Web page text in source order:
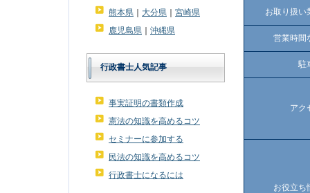
お取り扱い
営業時間
駐
アク
お役立ち
熊本県
大分県
宮崎県
鹿児島県
沖縄県
行政書士人気記事
事実証明の書類作成
憲法の知識を高めるコツ
セミナーに参加する
民法の知識を高めるコツ
行政書士になるには